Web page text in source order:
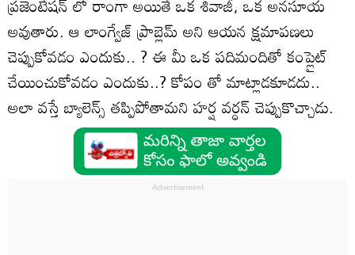
అవుతారు. ఆ లాంగ్వేజ్ ప్రాబ్లెమ్ అని ఆయన క్షమాపణలు
చెప్పుకోవడం ఎందుకు.. ? ఈ మీ ఒక పదిమందితో కంప్లైట్
చేయించుకోవడం ఎందుకు..? కోపం తో మాట్లాడకూడదు..
అలా వస్తే బ్యాలెన్స్ తప్పిపోతామని హర్ష వర్ధన్ చెప్పుకొచ్చాడు.